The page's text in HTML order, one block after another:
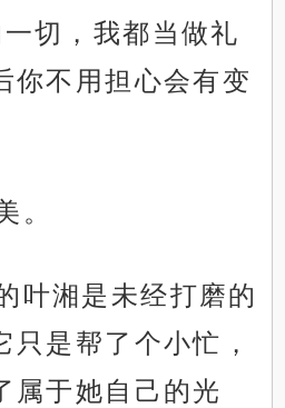
切，我都当做礼
你不用担心会有变
。
叶湘是未经打磨的
只是帮了个小忙，
属于她自己的光